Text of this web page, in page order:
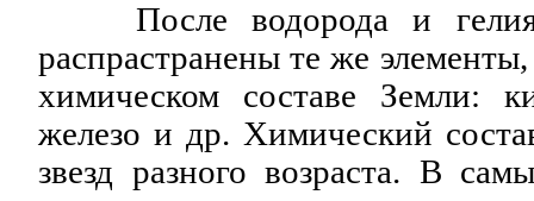
После водорода и гелия
распрастранены те же
химическом составе Земли:
железо и др. Химический
звезд разного возраста. В